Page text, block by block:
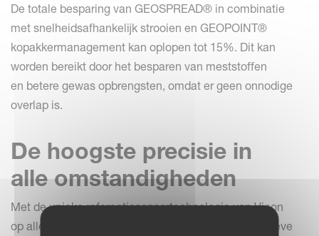
De totale besparing van GEOSPREAD® in combinatie
met snelheidsafhankelijk strooien en GEOPOINT®
kopakkermanagement kan oplopen tot 15%. Dit kan
worden bereikt door het besparen van meststoffen
en betere gewas opbrengsten, omdat er geen onnodige
overlap is.
De hoogste precisie in
alle omstandigheden
Met de unieke referentiesensortechnologie van Vicon
op alle GEOSPREAD®-modellen worden alle negatieve